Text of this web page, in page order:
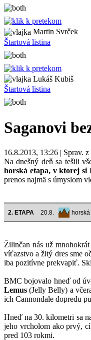
Martin Svrček
Štartová listina
Lukáš Kubiš
Štartová listina
Saganovi
16.8.2013, 13:26 | Sprav.
Na dnešný deň sa tešili
horská etapa, v ktorej
prenos najmä s úmyslom
2. ETAPA 20.8. horská
Žilinčan nás už
víťazstvo a žltý dres sme
iba pozitívne prekvapiť.
BMC bojovalo hneď od
Lemus (Jelly Belly) a
ich Cannondale dopredu
Hneď na 30. kilometri sa
jeho vrcholom ako prvý,
pred 103 rokmi.